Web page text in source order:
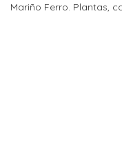
Mariño Ferro. Plantas,